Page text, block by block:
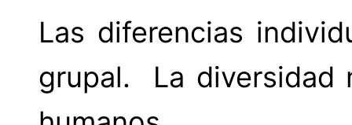
Las diferencias
grupal. La diversidad